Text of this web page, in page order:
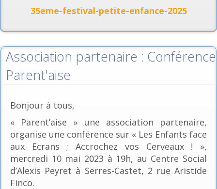
35eme-festival-petite-enfance-2025
Association partenaire : Conférence
Parent'aise
Bonjour à tous,
« Parent’aise » une association partenaire,
organise une conférence sur « Les Enfants face
aux Ecrans ; Accrochez vos Cerveaux ! »,
mercredi 10 mai 2023 à 19h, au Centre Social
d’Alexis Peyret à Serres-Castet, 2 rue Aristide
Finco.